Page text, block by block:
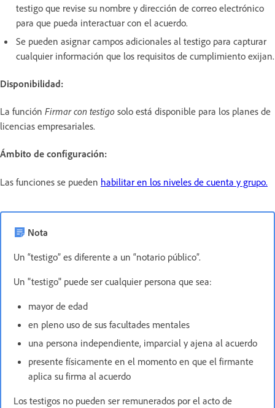
testigo que revise su nombre y dirección de correo electrónico
para que pueda interactuar con el acuerdo.
Se pueden asignar campos adicionales al testigo para capturar
cualquier información que los requisitos de cumplimiento exijan.
Disponibilidad:
La función Firmar con testigo solo está disponible para los planes de
licencias empresariales.
Ámbito de configuración:
Las funciones se pueden habilitar en los niveles de cuenta y grupo.
Nota
Un “testigo” es diferente a un “notario público”.
Un "testigo" puede ser cualquier persona que sea:
mayor de edad
en pleno uso de sus facultades mentales
una persona independiente, imparcial y ajena al acuerdo
presente físicamente en el momento en que el firmante
aplica su firma al acuerdo
Los testigos no pueden ser remunerados por el acto de